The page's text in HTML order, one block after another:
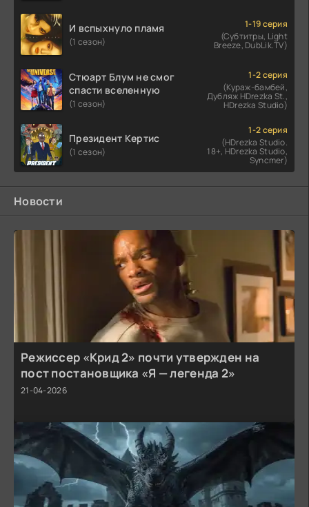
И вспыхнуло пламя
(1 сезон)
1-19 серия
(Субтитры, Light
Breeze, DubLik.TV)
Стюарт Блум не смог
спасти вселенную
(1 сезон)
1-2 серия
(Кураж-бамбей,
Дубляж HDrezka St.,
HDrezka Studio)
Президент Кертис
(1 сезон)
1-2 серия
(HDrezka Studio.
18+, HDrezka Studio,
Syncmer)
Новости
Режиссер «Крид 2» почти утвержден на
пост постановщика «Я — легенда 2»
21-04-2026